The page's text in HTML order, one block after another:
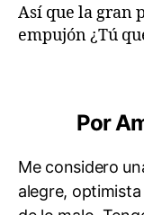
Así que la gran
empujón ¿Tú
n
é
Por
Me considero
alegre,